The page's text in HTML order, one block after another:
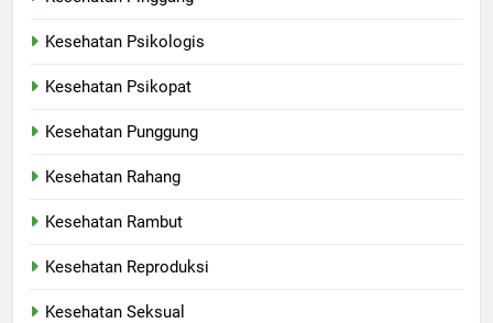
Kesehatan Psikologis
Kesehatan Psikopat
Kesehatan Punggung
Kesehatan Rahang
Kesehatan Rambut
Kesehatan Reproduksi
Kesehatan Seksual